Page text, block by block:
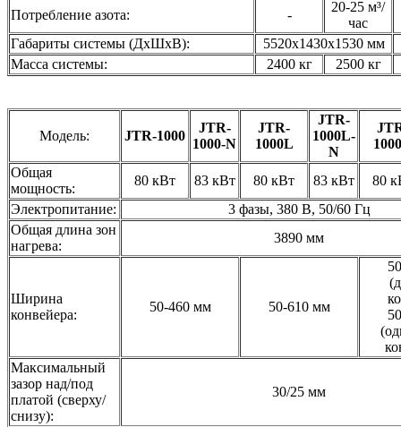
Потребление азота: -
20-25 м³/
час
Габариты системы (ДхШхВ):
5520x1430x1530 мм
Масса системы:
2400 кг 2500 кг
Модель: JTR-1000
JTR-
1000-N
JTR-
1000L
JTR-
1000L-
N
Общая
мощность:
80 кВт 83 кВт 80 кВт 83 кВт
80
Электропитание:
3 фазы, 380 В, 50/60 Гц
Общая длина зон
нагрева:
3890 мм
Ширина
конвейера:
50-460 мм 50-610 мм
Максимальный
зазор над/под
платой (сверху/
снизу):
30/25 мм